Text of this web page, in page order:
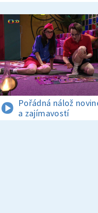
Pořádná nálož
a zajímavostí